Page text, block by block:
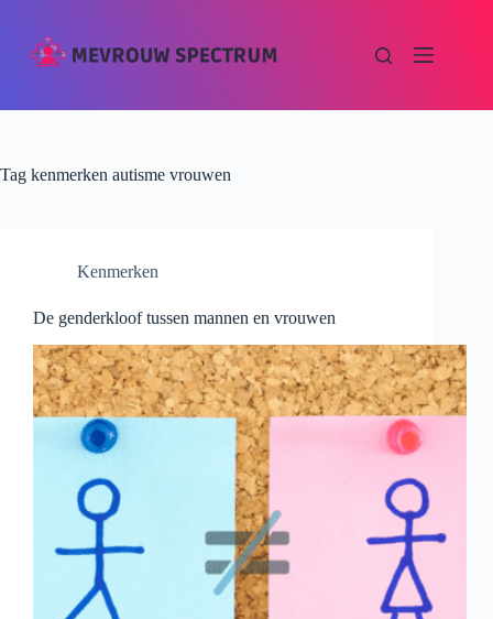
Tag kenmerken autisme vrouwen
Kenmerken
De genderkloof tussen mannen en vrouwen